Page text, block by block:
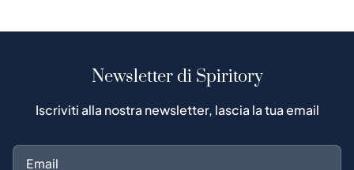
Newsletter di Spiritory
Iscriviti alla nostra newsletter, lascia la tua email